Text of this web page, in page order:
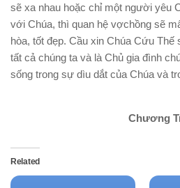
sẽ xa nhau hoặc chỉ một người yêu
với Chúa, thì quan hệ vợchồng sẽ
hòa, tốt đẹp. Cầu xin Chúa Cứu Thế
tất cả chúng ta và là Chủ gia đình
sống trong sự dìu dắt của Chúa và
Chương
Related